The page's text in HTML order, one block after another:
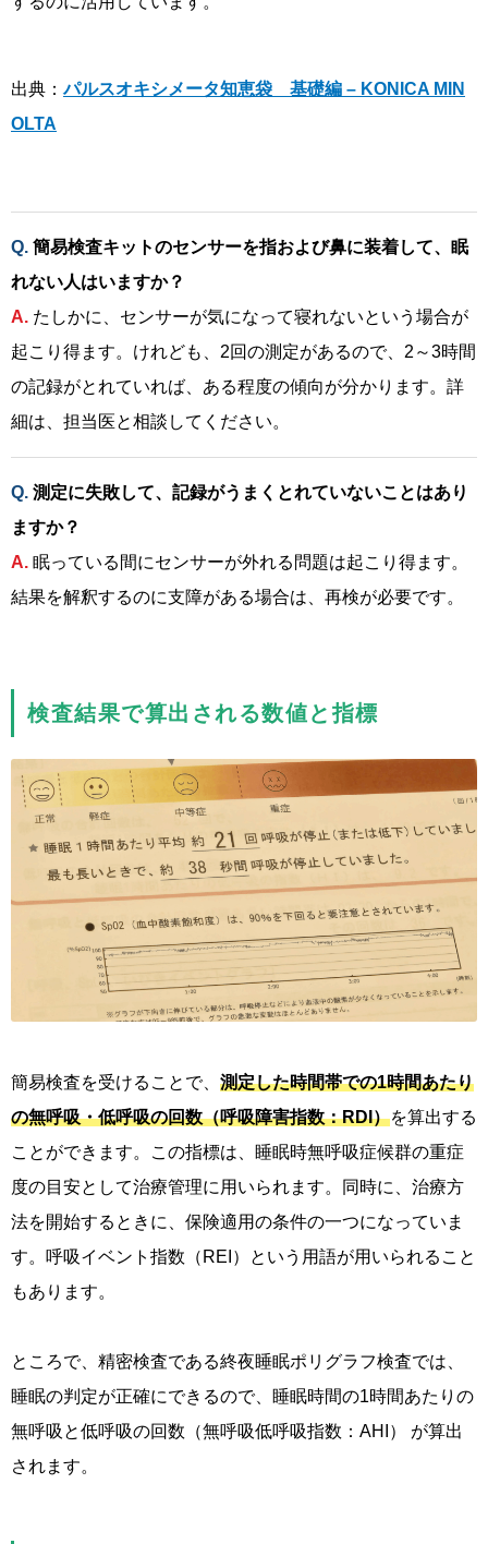
出典：パルスオキシメータ知恵袋 基礎編 – KONICA MIN
OLTA
簡易検査キットのセンサーを指および鼻に装着して、眠
れない人はいますか？
たしかに、センサーが気になって寝れないという場合が
起こり得ます。けれども、2回の測定があるので、2～3時間
の記録がとれていれば、ある程度の傾向が分かります。詳
細は、担当医と相談してください。
測定に失敗して、記録がうまくとれていないことはあり
ますか？
眠っている間にセンサーが外れる問題は起こり得ます。
結果を解釈するのに支障がある場合は、再検が必要です。
検査結果で算出される数値と指標
簡易検査を受けることで、 測定した時間帯での1時間あたり
の無呼吸・低呼吸の回数（呼吸障害指数：RDI）を算出する
ことができます。この指標は、睡眠時無呼吸症候群の重症
度の目安として治療管理に用いられます。同時に、治療方
法を開始するときに、保険適用の条件の一つになっていま
す。呼吸イベント指数（REI）という用語が用いられること
もあります。
ところで、精密検査である終夜睡眠ポリグラフ検査では、
睡眠の判定が正確にできるので、睡眠時間の1時間あたりの
無呼吸と低呼吸の回数（無呼吸低呼吸指数：AHI） が算出
されます。